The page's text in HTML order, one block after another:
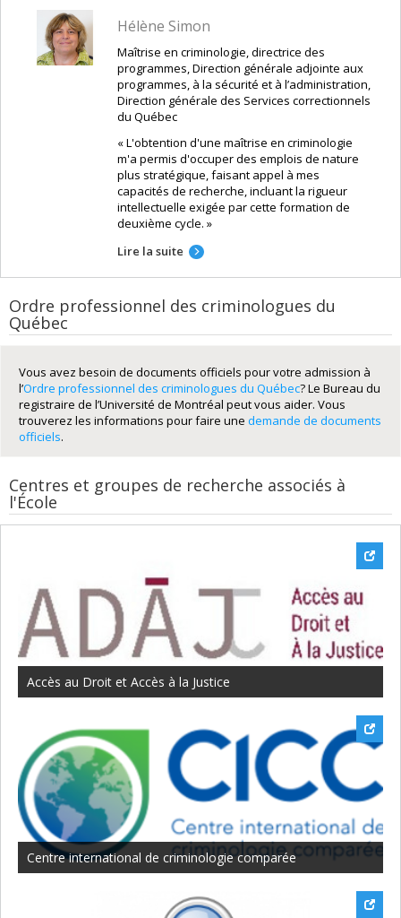
Diplômés
Hélène Simon
Maîtrise en criminologie, directrice des
programmes, Direction générale adjointe aux
programmes, à la sécurité et à l’administration,
Direction générale des Services correctionnels
du Québec
« L'obtention d'une maîtrise en criminologie
m'a permis d'occuper des emplois de nature
plus stratégique, faisant appel à mes
capacités de recherche, incluant la rigueur
intellectuelle exigée par cette formation de
deuxième cycle. »
Lire la suite
Québec
Vous avez besoin de documents officiels pour votre admission à
l’Ordre professionnel des criminologues du Québec
trouverez les informations pour faire une demande de documents
officiels.
Accès au Droit et Accès à la Justice
Centre international de criminologie comparée